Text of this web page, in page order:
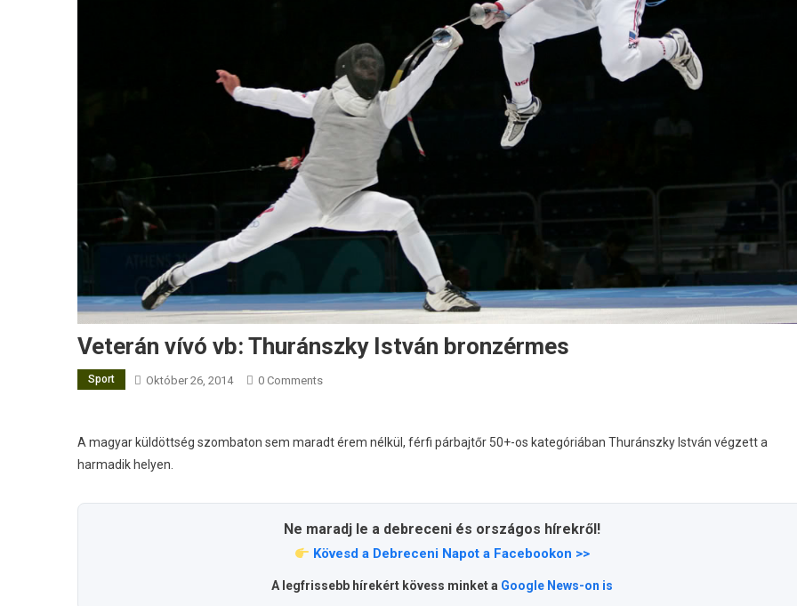
Veterán vívó vb: Thuránszky István bronzérmes
Sport Október 26, 2014 0 Comments
A magyar küldöttség szombaton sem maradt érem nélkül, férfi párbajtőr 50+-os kategóriában Thuránszky István végzett a
harmadik helyen.
Ne maradj le a debreceni és országos hírekről!
Kövesd a Debreceni Napot a Facebookon >>
A legfrissebb hírekért kövess minket a Google News-on is